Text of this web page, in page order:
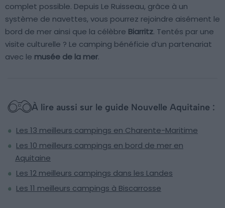
complet possible. Depuis Le Ruisseau, grâce à un
système de navettes, vous pourrez rejoindre aisément le
bord de mer ainsi que la célèbre Biarritz. Tentés par une
visite culturelle ? Le camping bénéficie d’un partenariat
avec le musée de la mer.
À lire aussi sur le guide Nouvelle Aquitaine :
Les 13 meilleurs campings en Charente-Maritime
Les 10 meilleurs campings en bord de mer en
Aquitaine
Les 12 meilleurs campings dans les Landes
Les 11 meilleurs campings à Biscarrosse